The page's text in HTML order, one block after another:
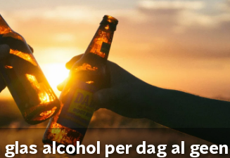
alcohol per dag al geen